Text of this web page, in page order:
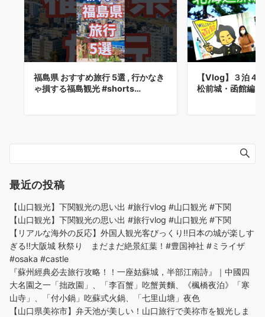
福島県 おすすめ旅行 5選 , 行かなき
ゃ損する福島観光 #shorts…
【Vlog】３泊
松前城・函館編
最近の投稿
【山口観光】下関観光の思い出 #旅行vlog #山口観光 #下関
【山口観光】下関観光の思い出 #旅行vlog #山口観光 #下関
【リアルな海外の反応】外国人観光客びっくり!!日本の城が楽しす
ぎる!!大阪城 秋祭り まだまだ絶景紅葉！#豊国神社 #ミライザ
#osaka #castle
『蘇州經典必去旅行攻略！！一座姑蘇城，半部江南詩』｜中國四
大名園之一「拙政園」、「李百蟹」吃蟹黃麵、《楓橋夜泊》「寒
山寺」、「付小鍋」吃蘇式火鍋、「七里山塘」夜色
【山口県美祢市】弁天池が美しい！山口旅行で美祢市を観光しま